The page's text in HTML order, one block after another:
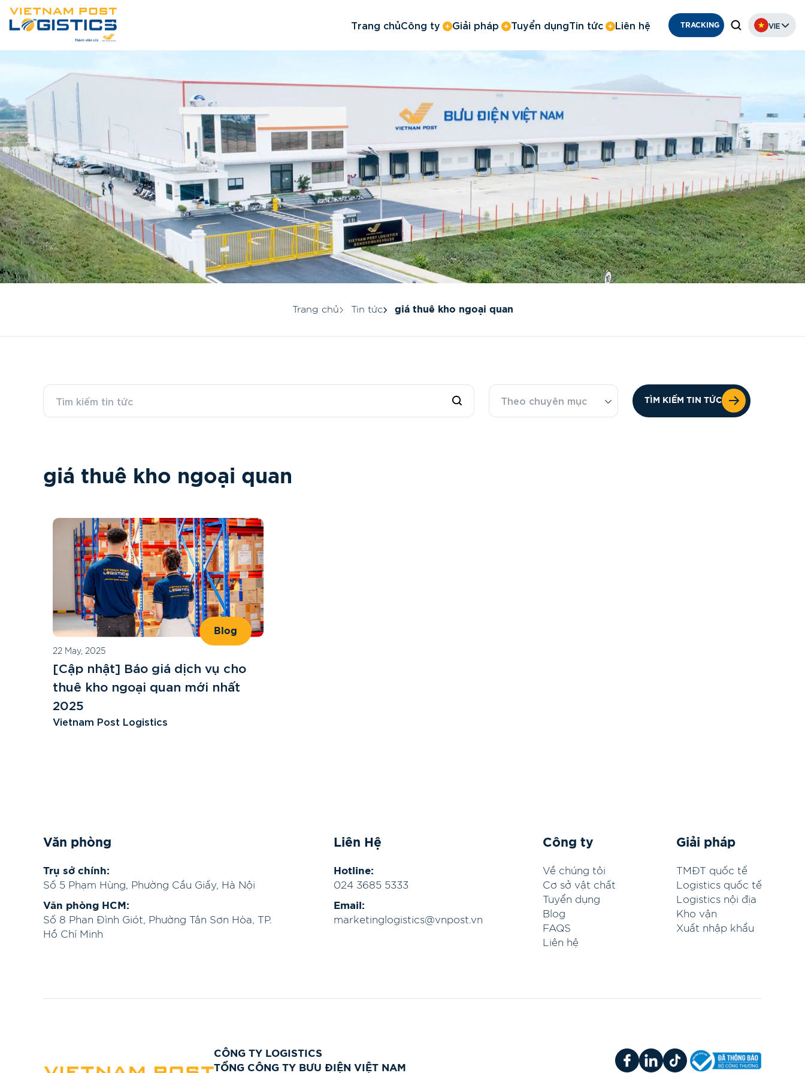
Trang chủCông ty Giải pháp Tuyển dụngTin tức Liên hệ TRACKING VIE
Trang chủ Tin tức giá thuê kho ngoại quan
Theo chuyên mục TÌM KIẾM TIN TỨC
giá t huê k ho ngoại quan
Blog
22 May, 2025
[Cập nhật] Báo giá dịch vụ cho
thuê kho ngoại quan mới nhất
2025
Vietnam Post Logistics
Văn phòng
Trụ sở chính:
Số 5 Phạm Hùng, Phường Cầu Giấy, Hà Nội
Văn phòng HCM:
Số 8 Phan Đình Giót, Phường Tân Sơn Hòa, TP.
Hồ Chí Minh
Liên Hệ
Hotline:
024 3685 5333
Email:
marketinglogistics@vnpost.vn
Công ty
Về chúng tôi
Cơ sở vật chất
Tuyển dụng
Blog
FAQS
Liên hệ
Giải pháp
TMĐT quốc tế
Logistics quốc tế
Logistics nội địa
Kho vận
Xuất nhập khẩu
CÔNG TY LOGISTICS
TỔNG CÔNG TY BƯU ĐIỆN VIỆT NAM